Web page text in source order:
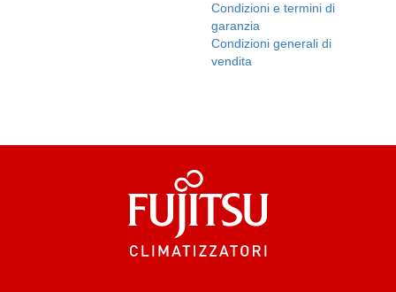
Condizioni e termini di
garanzia
Condizioni generali di
vendita